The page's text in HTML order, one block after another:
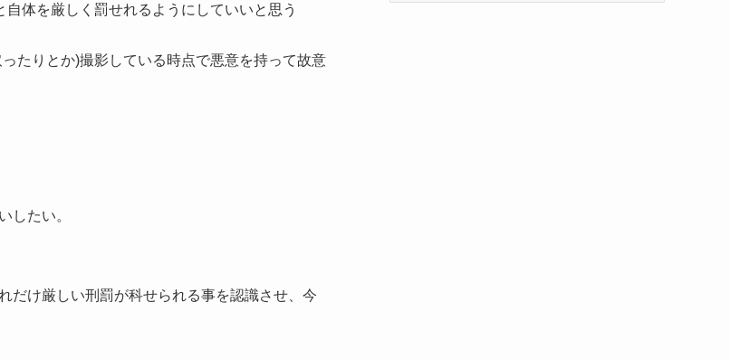
体を厳しく罰せれるようにしていいと思う
たりとか)撮影している時点で悪意を持って故意
したい。
だけ厳しい刑罰が科せられる事を認識させ、今